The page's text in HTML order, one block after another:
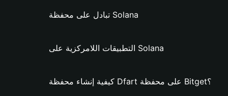
تبادل على محفظة Solana
التطبيقات اللامركزية على Solana
كيفية إنشاء محفظة Dfart على محفظة Bitget؟